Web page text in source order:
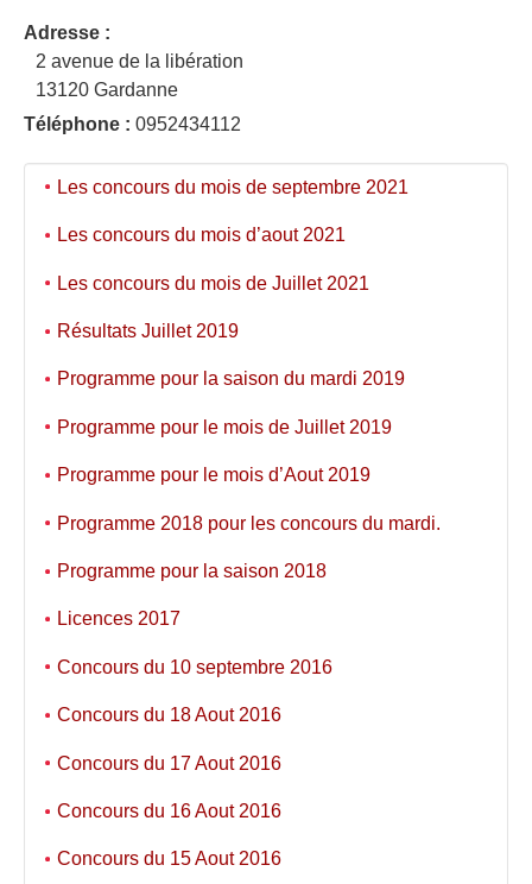
Adresse :
2 avenue de la libération
13120 Gardanne
Téléphone : 0952434112
Les concours du mois de septembre 2021
Les concours du mois d’aout 2021
Les concours du mois de Juillet 2021
Résultats Juillet 2019
Programme pour la saison du mardi 2019
Programme pour le mois de Juillet 2019
Programme pour le mois d’Aout 2019
Programme 2018 pour les concours du mardi.
Programme pour la saison 2018
Licences 2017
Concours du 10 septembre 2016
Concours du 18 Aout 2016
Concours du 17 Aout 2016
Concours du 16 Aout 2016
Concours du 15 Aout 2016